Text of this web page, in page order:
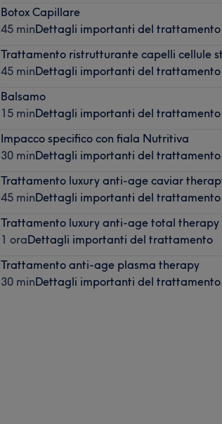
Botox Capillare
45 minDettagli importanti del trattamento
Trattamento ristrutturante capelli cellule
45 minDettagli importanti del trattamento
Balsamo
15 minDettagli importanti del trattamento
Impacco specifico con fiala Nutritiva
30 minDettagli importanti del trattamento
Trattamento luxury anti-age caviar
45 minDettagli importanti del trattamento
Trattamento luxury anti-age total therapy
1 oraDettagli importanti del trattamento
Trattamento anti-age plasma therapy
30 minDettagli importanti del trattamento